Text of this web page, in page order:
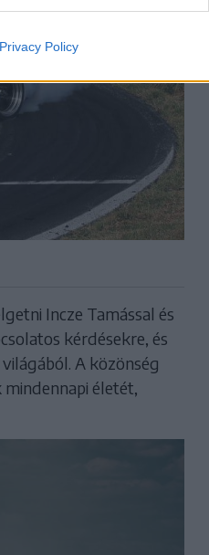
Privacy Policy
Incze Tamással és
kérdésekre, és
A közönség
életét,